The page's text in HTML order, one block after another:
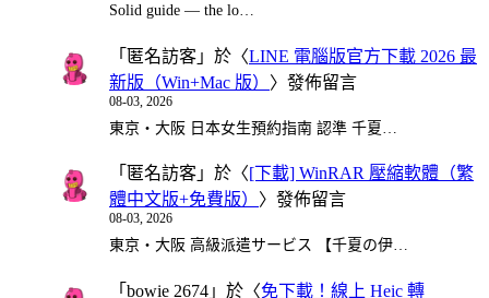
Solid guide — the lo…
「 匿名訪客 」於〈LINE 電腦版官方下載 2026 最
新版（Win+Mac 版） 〉發佈留言
08-03, 2026
東京・大阪 日本女生預約指南 認準 千夏…
「 匿名訪客 」於〈[下載] WinRAR 壓縮軟體（繁
體中文版+免費版） 〉發佈留言
08-03, 2026
東京・大阪 高級派遣サービス 【千夏の伊…
「 bowie 2674 」於〈免下載！線上 Heic 轉